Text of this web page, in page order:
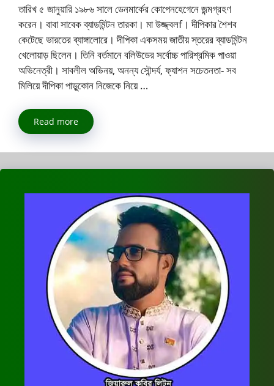
তারিখ ৫ জানুয়ারি ১৯৮৬ সালে ডেনমার্কের কোপেনহেগেনে জন্মগ্রহণ
করেন। বাবা সাবেক ব্যাডমিন্টন তারকা। মা উজ্জ্বলf। দীপিকার শৈশব
কেটেছে ভারতের ব্যাঙ্গালোরে। দীপিকা একসময় জাতীয় স্তরের ব্যাডমিন্টন
খেলোয়াড় ছিলেন। তিনি বর্তমানে বলিউডের সর্বোচ্চ পারিশ্রমিক পাওয়া
অভিনেত্রী। সাবলীল অভিনয়, অনন্য সৌন্দর্য, ফ্যাশন সচেতনতা- সব
মিলিয়ে দীপিকা পাড়ুকোন নিজেকে নিয়ে …
Read more